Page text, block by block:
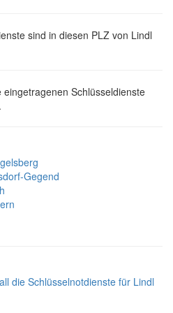
sind in diesen PLZ von Lindl
Schlüsseldienste
Gegend
die Schlüsselnotdienste für Lindl